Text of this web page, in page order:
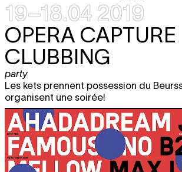
19–18.04 2019
OPERA CAPTURE
CLUBBING
party
Les kets prennent possession du
organisent une soirée!